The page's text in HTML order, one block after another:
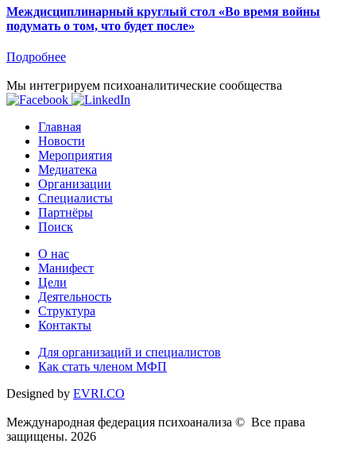
Междисциплинарный круглый стол «Во время войны
подумать о том, что будет после»
Подробнее
Мы интегрируем психоаналитические сообщества
Главная
Новости
Мероприятия
Медиатека
Организации
Специалисты
Партнёры
Поиск
О нас
Манифест
Цели
Деятельность
Структура
Контакты
Для организаций и специалистов
Как стать членом МФП
Designed by EVRI.CO
Международная федерация психоанализа © Все права
защищены. 2026